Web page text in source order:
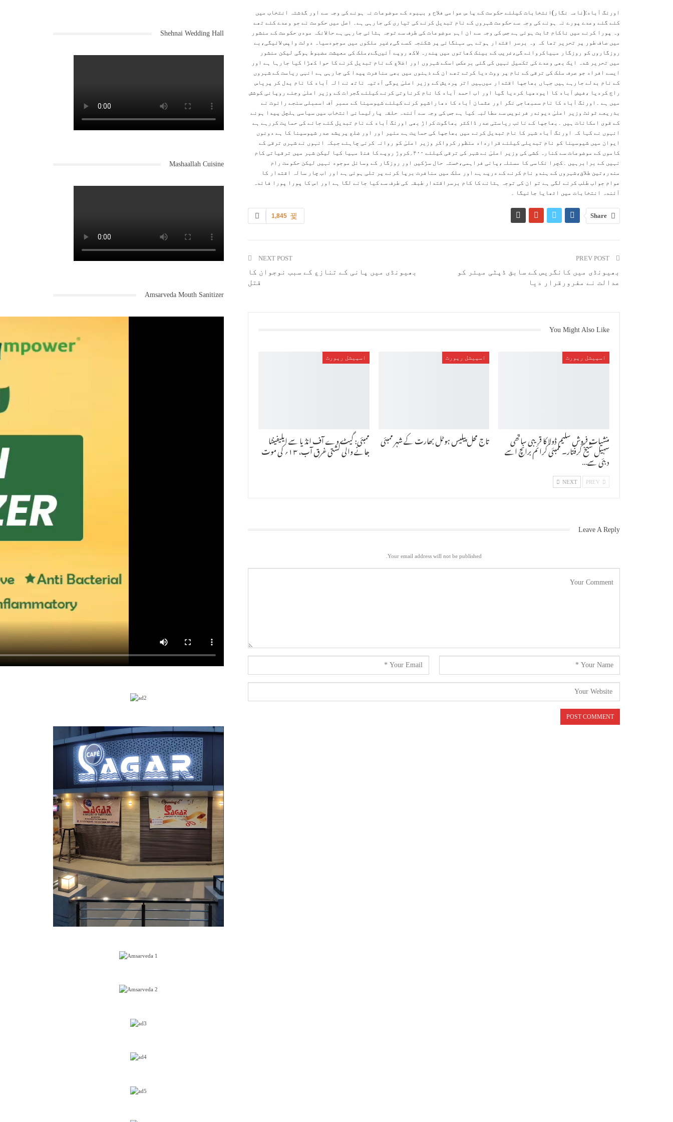
اورنگ آباد:(نامہ نگار)انتخابات کیلئے حکومت کے پا س عوامی فلاح و بہبود کے موضوعات نہ ہونے کی وجہ سے اور گذشتہ انتخاب میں
کئے گئے وعدے پورے نہ ہونے کی وجہ سے حکومت شہروں کے نام تبدیل کرنے کی تیاری کی جارہی ہے۔ اصل میں حکومت نے جو وعدے کئے تھے
وہ پورا کرنے میں ناکام ثابت ہوئی ہے جس کی وجہ سے ان اہم موضوعات کی طرف سے توجہ ہٹائی جارہی ہے حالانکہ مودی حکومت کے منشور
میں صاف طور پر تحریر تھا کہ وہ برسر اقتدار ہوتے ہی مہنگائی پر شکنجہ کسے گی،غیر ملکوں میں موجودسیاہ دولت واپس لائیگی،بے
روزگاروں کو روزگار مہیاکروائے گی،غریب کے بینک کھاتوں میں پندرہ لاکھ روپے آئیںگے،ملک کی معیشت مضبوط ہوگی لیکن منشور
میں تحریر شدہ ایک بھی وعدے کی تکمیل نہیں کی گئی برعکس اسکے شہروں اور اضلاع کے نام تبدیل کرنے کا حوا کھڑا کیا جارہا ہے اور
ایسے افراد جو صرف ملک کی ترقی کے نام پر ووٹ دیا کرتے تھے ان کے ذہنوں میں بھی منافرت پیدا کی جارہی ہے انہی ریاست کے شہروں
کے نام بدلے جارہے ہیں جہاں بھاجپا اقتدار میںہیں اتر پردیش کے وزیر اعلیٰ یوگی آدتیہ ناتھ نے الہ آباد کا نام بدل کر پریاس
راج کردیا ،فیض آباد کا ایودھیا کردیا گیا اور اب احمد آباد کا نام کرناوتی کرنے کیلئے گجرات کے وزیر اعلیٰ وجئے روپانی کوشش
میں ہے ۔اورنگ آباد کا نام سمبھاجی نگر اور عثمان آباد کا دھاراشیو کرنے کیلئے شیوسینا کے ممبر آف اسمبلی سنجے رائوت نے
بذریعے ٹوئٹ وزیر اعلیٰ دیوندر فرنویس سے مطالبہ کیا ہے جس کی وجہ سے آئندہ حلقہ پارلیمانی انتخاب میں سیاسی ہلچل پیدا ہونے
کے قوی امکانات ہیں ۔بھاجپا کے نائب ریاستی صدر ڈاکٹر بھاگوت کراڑ بھی اورنگ آباد کے نام تبدیل کئے جانے کی حمایت کررہے ہے
انہوں نے کہا کہ اورنگ آباد شہر کا نام تبدیل کرنے میں بھاجپا کی حمایت ہے مئیر اور اور ضلع پریشد صدر شیوسینا کا ہے دونوں
ایوان میں شیوسینا کو نام تبدیلی کیلئے قرارداد منظور کرواکر وزیر اعلیٰ کو روانہ کرنی چاہئے جبکہ انہوں نے شہری ترقی کے
کاموں کے موضوعات سے کنارہ کشی کی وزیر اعلیٰ نے شہر کی ترقی کیلئے ۴۰۰؍کروڑ روپے کا فنڈ مہیا کیا لیکن شہر میں ترقیاتی کام
نہیں کے برابرہیں ۔کچرا نکاسی کا مسئلہ،پانی فراہمی،خستہ حال سڑکیں اور روزگار کے وسائل موجود نہیں لیکن حکومت رام
مندر،تین طلاق،شہروں کے ہندو نام کرنے کے درپے ہے اور ملک میں منافرت برپا کرنے پر تلی ہوئی ہے اور اب چار سالہ اقتدار کا
عوام جواب طلب کرنے لگی ہے تو ان کی توجہ ہٹانے کا کام برسراقتدار طبقہ کی طرف سے کیا جانے لگا ہے اور اس کا پورا پورا فائدہ
آئندہ انتخابات میں اٹھایا جائیگا ۔
1,845 Share
بھیونڈی میں کانگریس کے سابق ڈپٹی میئر کو
عدالت نے مفرورقرار دیا
NEXT POST
بھیونڈی میں پانی کے تنازع کے سبب نوجوان کا
قتل
You Might Also Like
اسپیشل رپورٹ
منشیات فروش سلیم ڈولا کا قریبی ساتھی
سہیل شیخ گرفتار۔ ممبئی کرائم برانچ اسے
دبئی سے…
اسپیشل رپورٹ
تاج محل پیلیس ہوٹل بھارت کے شہر ممبئی
اسپیشل رپورٹ
ممبئی: گیٹ وے آف انڈیا سے ایلیفینٹا
جانے والی کشتی غرق آب، ۱۳؍ کی موت
NEXT
Leave A Reply
Your email address will not be published.
Shehnai Wedding Hall
Mashaallah Cuisine
Amsarveda Mouth Sanitizer